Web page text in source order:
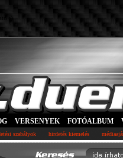
:).
VERSENYEK FOTÓALBUM
szabályok hirdetés kiemelés